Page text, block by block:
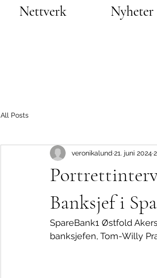
Nettverk Nyheter
All Posts
Banksjef i
veronikalund 21. juni 2024
SpareBank1 Østfold
banksjefen, Tom-Willy